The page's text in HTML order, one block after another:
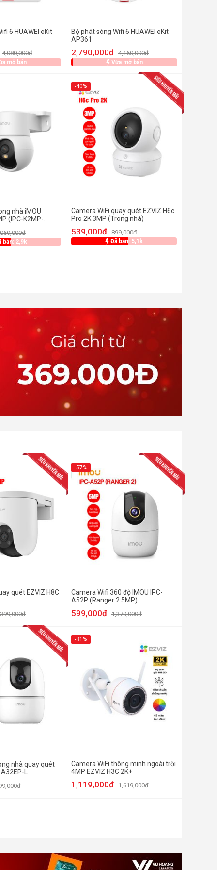
6 HUAWEI eKit
4,080,000đ
mở bán
Bộ phát sóng Wifi 6 HUAWEI eKit
AP361
2,790,000đ 4,160,000đ
Vừa mở bán
nhà iMOU
(IPC-K2MP-
bán: 2,9k
-40%
Camera WiFi quay quét EZVIZ H6c
Pro 2K 3MP (Trong nhà)
539,000đ 899,000đ
Đã bán: 5,1k
quét EZVIZ H8C
-57%
Camera Wifi 360 độ IMOU IPC-
A52P (Ranger 2 5MP)
599,000đ 1,379,000đ
nhà quay quét
L
-31%
Camera WiFi thông minh ngoài trời
4MP EZVIZ H3C 2K+
1,119,000đ 1,619,000đ